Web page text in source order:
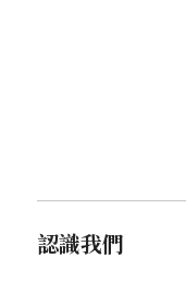
認識我們